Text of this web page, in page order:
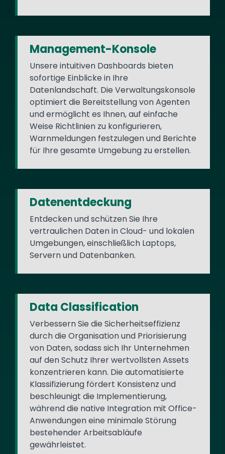
Management-Konsole
Unsere intuitiven Dashboards bieten
sofortige Einblicke in Ihre
Datenlandschaft. Die Verwaltungskonsole
optimiert die Bereitstellung von Agenten
und ermöglicht es Ihnen, auf einfache
Weise Richtlinien zu konfigurieren,
Warnmeldungen festzulegen und Berichte
für Ihre gesamte Umgebung zu erstellen.
Datenentdeckung
Entdecken und schützen Sie Ihre
vertraulichen Daten in Cloud- und lokalen
Umgebungen, einschließlich Laptops,
Servern und Datenbanken.
Data Classification
Verbessern Sie die Sicherheitseffizienz
durch die Organisation und Priorisierung
von Daten, sodass sich Ihr Unternehmen
auf den Schutz Ihrer wertvollsten Assets
konzentrieren kann. Die automatisierte
Klassifizierung fördert Konsistenz und
beschleunigt die Implementierung,
während die native Integration mit Office-
Anwendungen eine minimale Störung
bestehender Arbeitsabläufe
gewährleistet.